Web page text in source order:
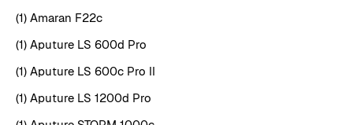
(1) Amaran F22c
(1) Aputure LS 600d Pro
(1) Aputure LS 600c Pro II
(1) Aputure LS 1200d Pro